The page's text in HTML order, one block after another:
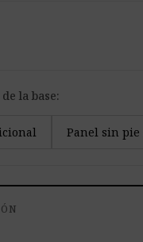
la base:
Panel sin